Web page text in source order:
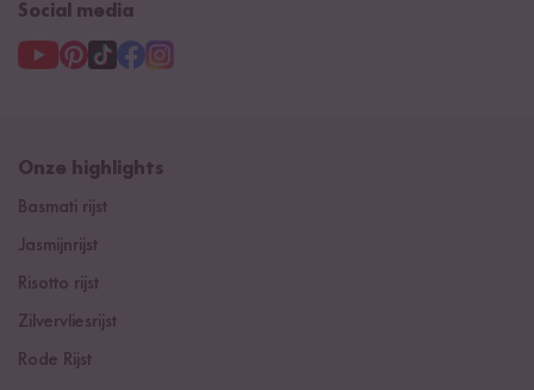
Social media
Onze highlights
Basmati rijst
Jasmijnrijst
Risotto rijst
Zilvervliesrijst
Rode Rijst